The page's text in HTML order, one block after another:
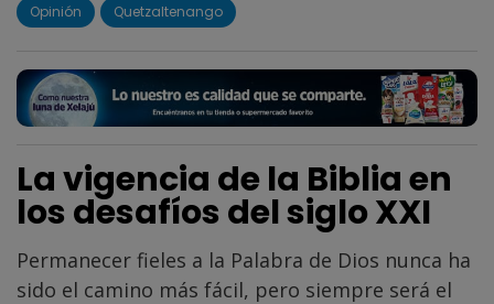
Opinión Quetzaltenango
La vigencia de la Biblia en
los desafíos del siglo XXI
Permanecer fieles a la Palabra de Dios nunca ha
sido el camino más fácil, pero siempre será el